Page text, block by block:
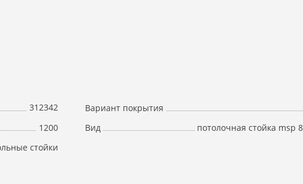
312342 Вариант покрытия
1200 Вид
потолочная стойка msp
стойки